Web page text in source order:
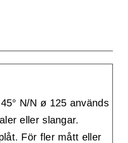
N/N ø 125 används
eller slangar.
För fler mått eller